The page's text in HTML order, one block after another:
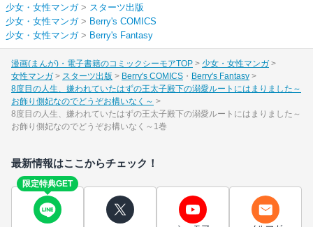
少女・女性マンガ> スターツ出版
少女・女性マンガ> Berry's COMICS
少女・女性マンガ> Berry's Fantasy
漫画(まんが)・電子書籍のコミックシーモアTOP
少女・女性マンガ
女性マンガ
スターツ出版 Berry's COMICS
Berry's Fantasy
8度目の人生、嫌われていたはずの王太子殿下の溺愛ルートにはまりました～
お飾り側妃なのでどうぞお構いなく～
8度目の人生、嫌われていたはずの王太子殿下の溺愛ルートにはまりました～
お飾り側妃なのでどうぞお構いなく～1巻
最新情報はここからチェック！
限定特典GET